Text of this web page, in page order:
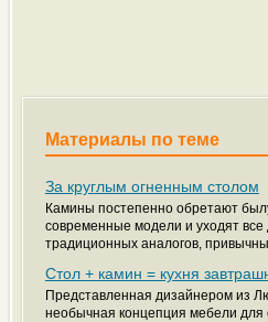
Материалы по теме
За круглым огненным столом
Камины постепенно обретают
современные модели и уходят все
традиционных аналогов,
Стол + камин = кухня
Представленная дизайнером из
необычная концепция мебели для